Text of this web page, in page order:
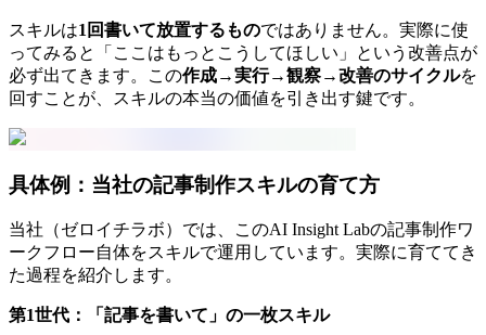
スキルは1回書いて放置するものではありません。実際に使
ってみると「ここはもっとこうしてほしい」という改善点が
必ず出てきます。この作成→実行→観察→改善のサイクルを
回すことが、スキルの本当の価値を引き出す鍵です。
具体例：当社の記事制作スキルの育て方
当社（ゼロイチラボ）では、このAI Insight Labの記事制作ワ
ークフロー自体をスキルで運用しています。実際に育ててき
た過程を紹介します。
第1世代：「記事を書いて」の一枚スキル